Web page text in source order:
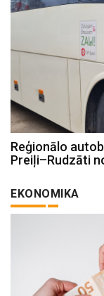
Reģionālo
Preiļi–Rudzāti
EKONOMIKA